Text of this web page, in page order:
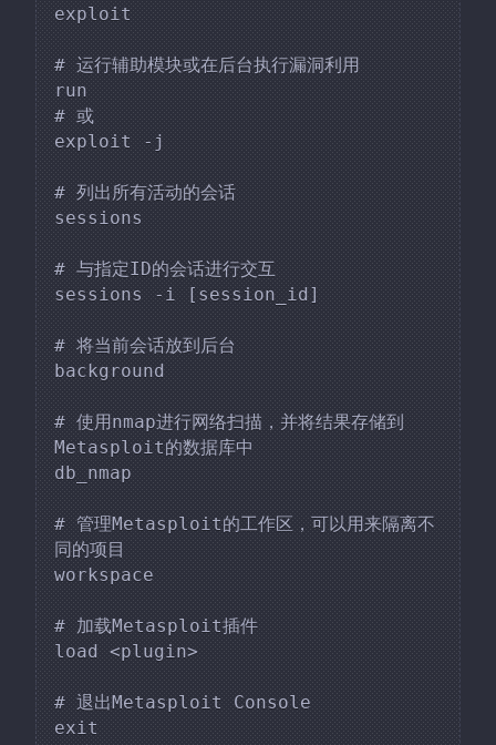
exploit
# 运行辅助模块或在后台执行漏洞利用
run
# 或
exploit -j
# 列出所有活动的会话
sessions
# 与指定ID的会话进行交互
sessions -i [session_id]
# 将当前会话放到后台
background
# 使用nmap进行网络扫描，并将结果存储到
Metasploit的数据库中
db_nmap
# 管理Metasploit的工作区，可以用来隔离不
同的项目
workspace
# 加载Metasploit插件
load <plugin>
# 退出Metasploit Console
exit